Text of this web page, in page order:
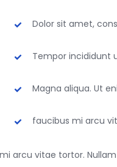
Dolor sit amet,
Tempor incididunt
Magna aliqua. Ut
faucibus mi arcu
arcu vitae tortor.